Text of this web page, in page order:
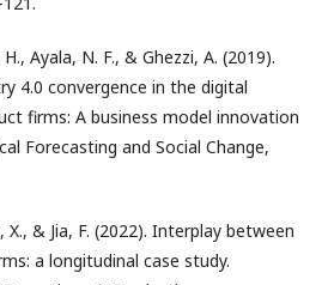
Ayala, N. F., & Ghezzi, A. (2019).
4.0 convergence in the digital
firms: A business model innovation
Forecasting and Social Change,
X., & Jia, F. (2022). Interplay between
a longitudinal case study.